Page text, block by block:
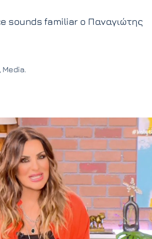
sounds familiar ο Παναγιώτης
Media